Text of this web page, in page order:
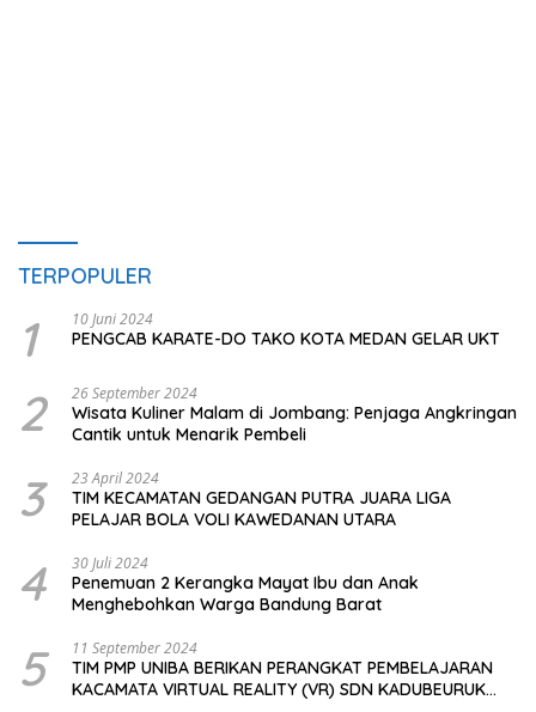
TERPOPULER
1 10 Juni 2024
PENGCAB KARATE-DO TAKO KOTA MEDAN GELAR UKT
2 26 September 2024
Wisata Kuliner Malam di Jombang: Penjaga Angkringan
Cantik untuk Menarik Pembeli
3 23 April 2024
TIM KECAMATAN GEDANGAN PUTRA JUARA LIGA
PELAJAR BOLA VOLI KAWEDANAN UTARA
4 30 Juli 2024
Penemuan 2 Kerangka Mayat Ibu dan Anak
Menghebohkan Warga Bandung Barat
5 11 September 2024
TIM PMP UNIBA BERIKAN PERANGKAT PEMBELAJARAN
KACAMATA VIRTUAL REALITY (VR) SDN KADUBEURUK